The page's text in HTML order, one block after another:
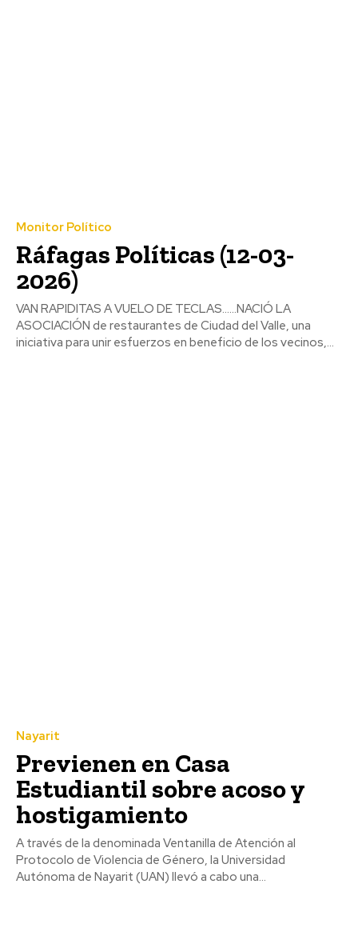
Monitor Político
Ráfagas Políticas (12-03-
2026)
VAN RAPIDITAS A VUELO DE TECLAS……NACIÓ LA
ASOCIACIÓN de restaurantes de Ciudad del Valle, una
iniciativa para unir esfuerzos en beneficio de los vecinos,...
Nayarit
Previenen en Casa
Estudiantil sobre acoso y
hostigamiento
A través de la denominada Ventanilla de Atención al
Protocolo de Violencia de Género, la Universidad
Autónoma de Nayarit (UAN) llevó a cabo una...